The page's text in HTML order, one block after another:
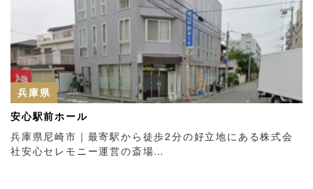
兵庫県
安心駅前ホール
兵庫県尼崎市｜最寄駅から徒歩2分の好立地にある株式会
社安心セレモニー運営の斎場…